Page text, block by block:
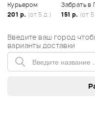
Курьером
201 р. (от 5 д.)
Забрать в
151 р. (от
Введите ваш город
варианты доставки